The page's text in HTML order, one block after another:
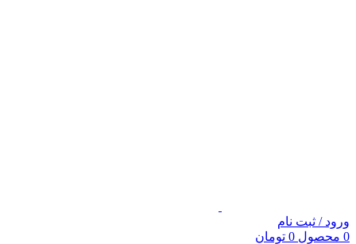
ورود / ثبت نام
0 محصول 0 تومان